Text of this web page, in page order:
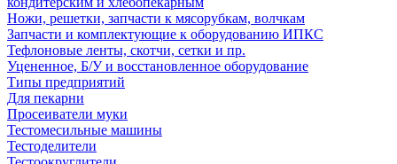
Ножи, решетки, запчасти к мясорубкам, волчкам
Запчасти и комплектующие к оборудованию ИПКС
Тефлоновые ленты, скотчи, сетки и пр.
Уцененное, Б/У и восстановленное оборудование
Типы предприятий
Для пекарни
Просеиватели муки
Тестомесильные машины
Тестоделители